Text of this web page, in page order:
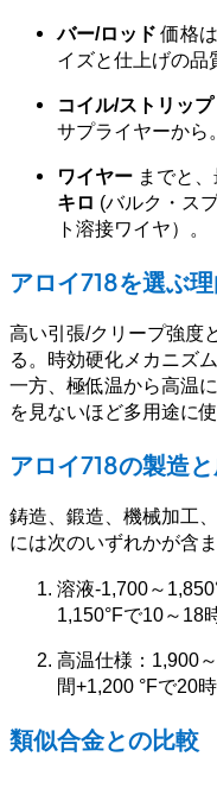
バー/ロッド 価格
イズと仕上げの品
コイル/ストリップ
サプライヤーから。
ワイヤー までと
キロ (バルク・ス
ト溶接ワイヤ）。
アロイ718を選ぶ
高い引張/クリープ強度
る。時効硬化メカニズ
一方、極低温から高温
を見ないほど多用途に使
アロイ718の製造
鋳造、鍛造、機械加工
には次のいずれかが含ま
溶液-1,700～
1,150°Fで10～18
高温仕様：1,900
間+1,200 °Fで20
類似合金との比較